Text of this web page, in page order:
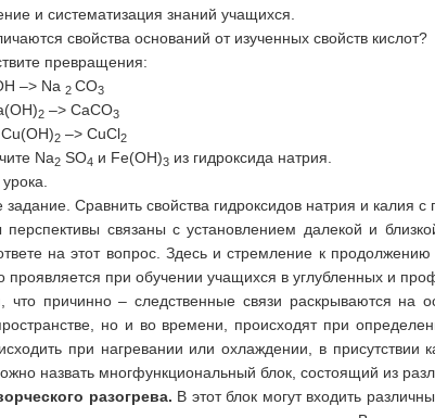
и систематизация знаний учащихся.
свойства оснований от изученных свойств кислот?
превращения:
–> Na 2 СО3
2–> CaCO3
2–> CuCl2
Na2SO4 и Fe(OH)3из гидроксида натрия.
Сравнить свойства гидроксидов натрия и калия с
связаны с установлением далекой и
на этот вопрос. Здесь и стремление к
проявляется при обучении учащихся в углубленных и
причинно – следственные связи раскрываются на
но и во времени, происходят при
при нагревании или охлаждении, в
назвать многфункциональный блок, состоящий из
разогрева. В этот блок могут входить